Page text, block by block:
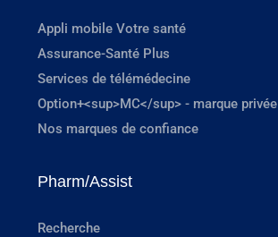
Appli mobile Votre santé
Assurance-Santé Plus
Services de télémédecine
Option+<sup>MC</sup> - marque privée
Nos marques de confiance
Pharm/Assist
Recherche